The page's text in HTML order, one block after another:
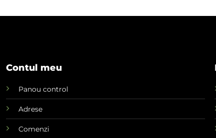
Contul meu
Panou control
Adrese
Comenzi